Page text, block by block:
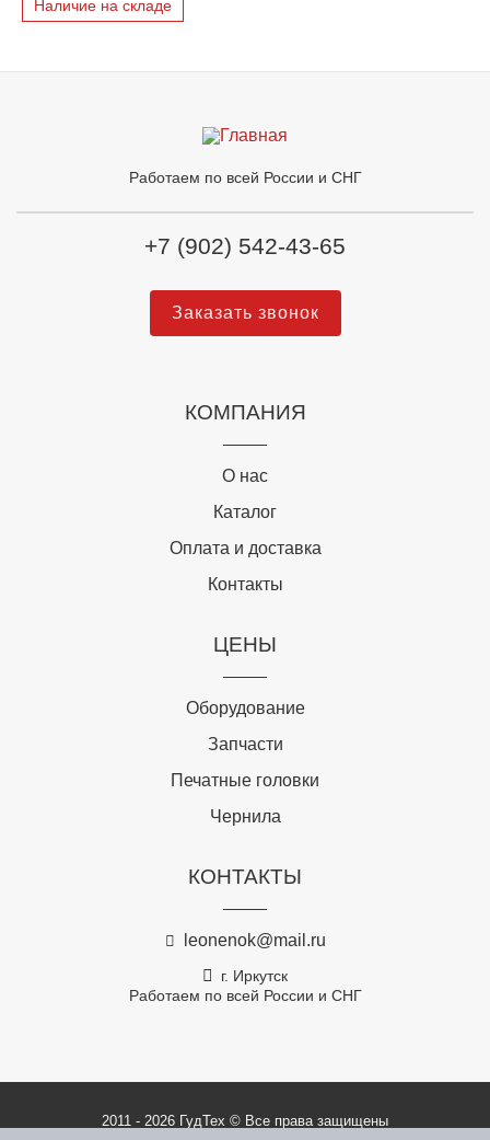
Наличие на складе
Работаем по всей России и СНГ
+7 (902) 542-43-65
Заказать звонок
КОМПАНИЯ
О нас
Каталог
Оплата и доставка
Контакты
ЦЕНЫ
Оборудование
Запчасти
Печатные головки
Чернила
КОНТАКТЫ
leonenok@mail.ru
г. Иркутск
Работаем по всей России и СНГ
2011 - 2026 ГудТех © Все права защищены